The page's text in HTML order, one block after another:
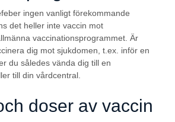
ingen vanligt förekommande
det heller inte vaccin mot
vaccinationsprogrammet. Är
dig mot sjukdomen, t.ex. inför en
du således vända dig till en
till din vårdcentral.
doser av vaccin